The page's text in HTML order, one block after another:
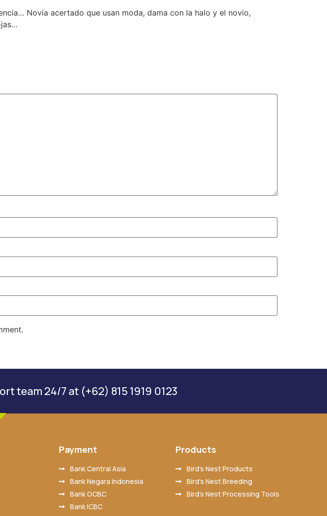
Novia acertado que usan moda, dama con la halo y el novio,
team 24/7 at (+62) 815 1919 0123
Payment
Bank Central Asia
Bank Negara Indonesia
Bank OCBC
Bank ICBC
Products
Bird’s Nest Products
Bird’s Nest Breeding
Bird’s Nest Processing Tools